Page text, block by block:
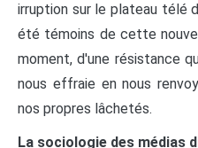
irruption sur le plateau télé
été témoins de cette
moment, d'une résistance
nous effraie en nous
nos propres lâchetés.
La sociologie des médias